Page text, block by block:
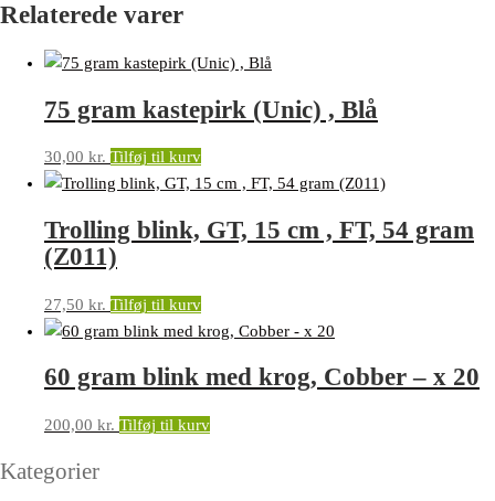
Relaterede varer
75 gram kastepirk (Unic) , Blå
30,00 kr. Tilføj til kurv
Trolling blink, GT, 15 cm , FT, 54 gram
(Z011)
27,50 kr. Tilføj til kurv
60 gram blink med krog, Cobber – x 20
200,00 kr. Tilføj til kurv
Kategorier